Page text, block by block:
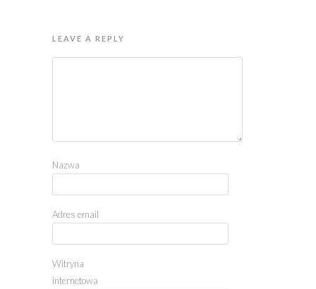
LEAVE A REPLY
Nazwa
Adres email
Witryna
internetowa